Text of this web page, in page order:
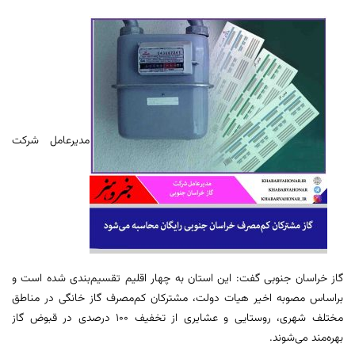
مدیرعامل شرکت
گاز خراسان جنوبی گفت: این استان به چهار اقلیم تقسیم‌بندی شده است و
براساس مصوبه اخیر هیات دولت، مشترکان کم‌مصرف گاز خانگی در مناطق
مختلف شهری، ‌روستایی و عشایری از تخفیف ۱۰۰ درصدی در قبوض گاز
بهره‌مند می‌شوند.